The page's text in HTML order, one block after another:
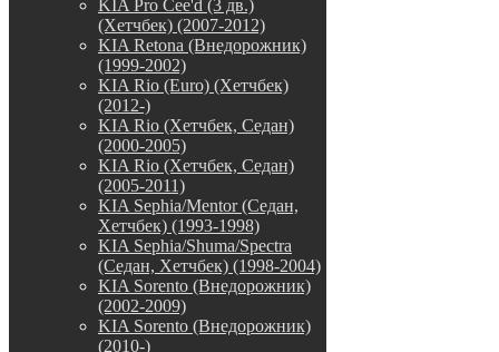
KIA Pro Cee'd (3 дв.)
(Хетчбек) (2007-2012)
KIA Retona (Внедорожник)
(1999-2002)
KIA Rio (Euro) (Хетчбек)
(2012-)
KIA Rio (Хетчбек, Седан)
(2000-2005)
KIA Rio (Хетчбек, Седан)
(2005-2011)
KIA Sephia/Mentor (Седан,
Хетчбек) (1993-1998)
KIA Sephia/Shuma/Spectra
(Седан, Хетчбек) (1998-2004)
KIA Sorento (Внедорожник)
(2002-2009)
KIA Sorento (Внедорожник)
(2010-)